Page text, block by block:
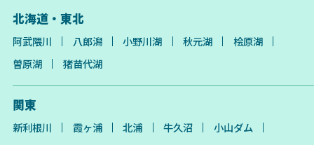
北海道・東北
阿武隈川 八郎潟 小野川湖 秋元湖
桧原湖
曽原湖
猪苗代湖
関東
新利根川 霞ヶ浦 北浦 牛久沼
小山ダム